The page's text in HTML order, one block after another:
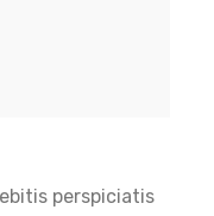
perspiciatis